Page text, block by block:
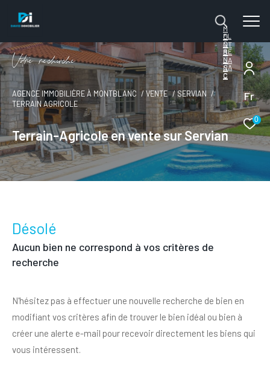
Fr
0
M
O
NT
B
LA
N
C
FL
O
RE
N
SA
C
Vore recece
AGENCE IMMOBILIÈRE À MONTBLANC VENTE
SERVIAN
TERRAIN AGRICOLE
Terrain-Agricole en vente sur Servian
Désolé
Aucun bien ne correspond à vos critères de
recherche
N'hésitez pas à effectuer une nouvelle recherche de bien en
modifiant vos critères afin de trouver le bien idéal ou bien à
créer une alerte e-mail pour recevoir directement les biens qui
vous intéressent.